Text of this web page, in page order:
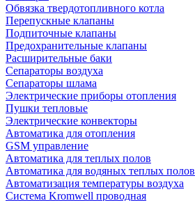
Обвязка твердотопливного котла
Перепускные клапаны
Подпиточные клапаны
Предохранительные клапаны
Расширительные баки
Сепараторы воздуха
Сепараторы шлама
Электрические приборы отопления
Пушки тепловые
Электрические конвекторы
Автоматика для отопления
GSM управление
Автоматика для теплых полов
Автоматика для водяных теплых полов
Автоматизация температуры воздуха
Система Kromwell проводная